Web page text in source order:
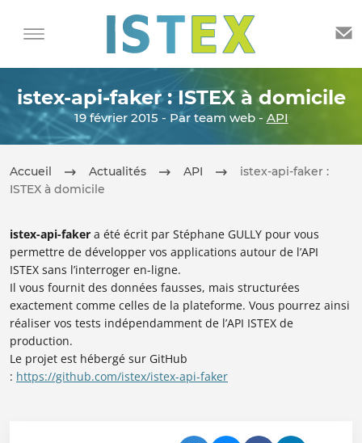
istex-api-faker : ISTEX à domicile
19 février 2015 - Par team web - API
Accueil Actualités API
istex-api-faker :
ISTEX à domicile
istex-api-faker a été écrit par Stéphane GULLY pour vous
permettre de développer vos applications autour de l’API
ISTEX sans l’interroger en-ligne.
Il vous fournit des données fausses, mais structurées
exactement comme celles de la plateforme. Vous pourrez ainsi
réaliser vos tests indépendamment de l’API ISTEX de
production.
Le projet est hébergé sur GitHub
: https://github.com/istex/istex-api-faker